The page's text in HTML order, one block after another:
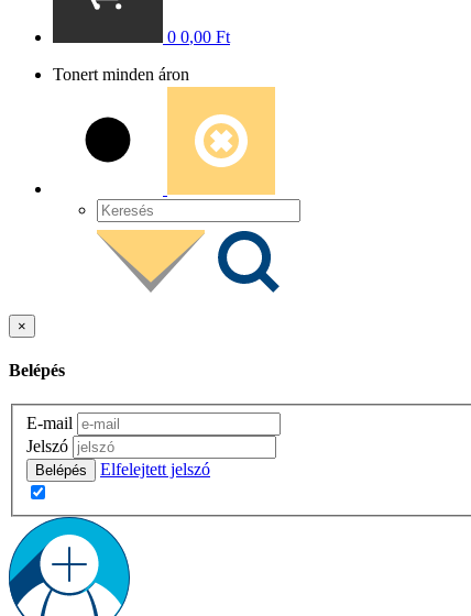
0 0,00 Ft
Tonert minden áron
×
Belépés
E-mail
Jelszó
Belépés Elfelejtett jelszó